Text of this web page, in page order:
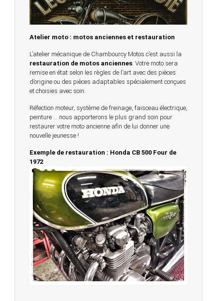
Atelier moto : motos anciennes et restauration
L’atelier mécanique de Chambourcy Motos c’est aussi la
restauration de motos anciennes . Votre moto sera
remise en état selon les règles de l’art avec des pièces
d’origine ou des pièces adaptables spécialement conçues
et choisies avec soin.
Réfection moteur, système de freinage, faisceau électrique,
peinture … nous apporterons le plus grand soin pour
restaurer votre moto ancienne afin de lui donner une
nouvelle jeunesse !
Exemple de restauration : Honda CB 500 Four de
1972
© 2023 -Chambourcy Motos 78 - 7bis chemin de la
Forêt - 78240 - Chambourcy -
Garage Motos et Scooters depuis 20 ans à votre
service entre Saint Germain en Laye et Poissy
Achat de motos et scooters - Dépôt vente - Réparation
- Concessionnaire Voge - Concessionnaire
Multimarques